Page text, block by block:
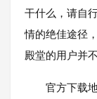
干什么，请自
情的绝佳途径
殿堂的用户并
官方下载